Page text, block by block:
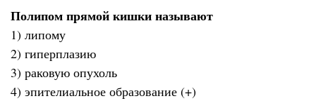
Полипом прямой кишки называют
1) липому
2) гиперплазию
3) раковую опухоль
4) эпителиальное образование (+)